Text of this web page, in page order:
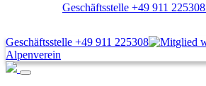
Geschäftsstelle +49 911 225308
Geschäftsstelle +49 911 225308
Alpenverein